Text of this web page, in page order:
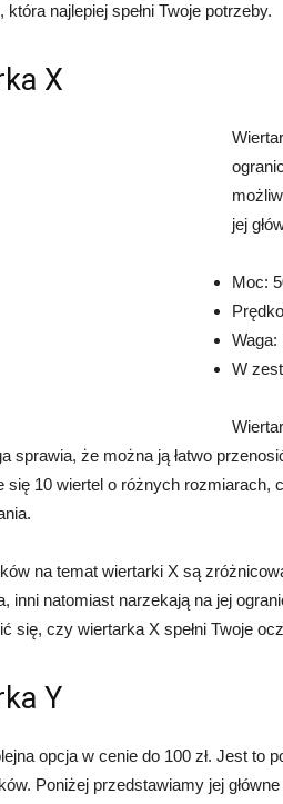
najlepiej spełni Twoje potrzeby.
X
jej
Moc:
Waga:
W
sprawia, że można ją łatwo
się 10 wiertel o różnych rozmiarach,
na temat wiertarki X są
inni natomiast narzekają na jej
się, czy wiertarka X spełni Twoje
Y
opcja w cenie do 100 zł. Jest to
Poniżej przedstawiamy jej